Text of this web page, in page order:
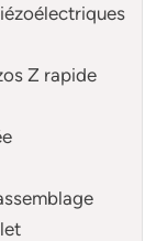
Z rapide